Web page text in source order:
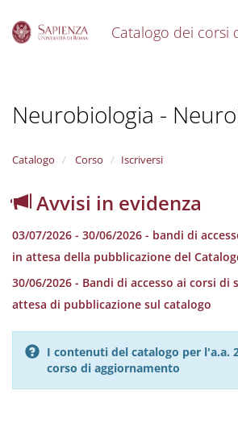
Catalogo dei corsi
Neurobiologia -
Catalogo Corso Iscriversi
Avvisi in evidenza
03/07/2026 - 30/06/2026 - bandi di
in attesa della pubblicazione del
30/06/2026 - Bandi di accesso ai corsi di
attesa di pubblicazione sul catalogo
I contenuti del catalogo per l'a.a.
corso di aggiornamento